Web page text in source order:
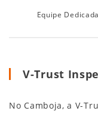
Equipe
V-Trust
No Camboja, a V-